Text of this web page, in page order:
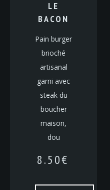
LE
BACON
Pain burger
brioché
artisanal
garni avec
steak du
boucher
maison,
dou
8.50€